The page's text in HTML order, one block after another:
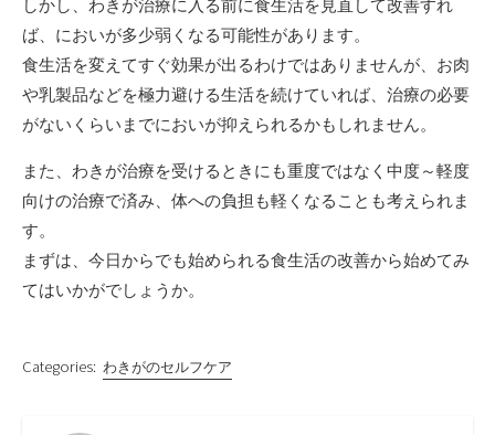
しかし、わきが治療に入る前に食生活を見直して改善すれ
ば、においが多少弱くなる可能性があります。
食生活を変えてすぐ効果が出るわけではありませんが、お肉
や乳製品などを極力避ける生活を続けていれば、治療の必要
がないくらいまでにおいが抑えられるかもしれません。
また、わきが治療を受けるときにも重度ではなく中度～軽度
向けの治療で済み、体への負担も軽くなることも考えられま
す。
まずは、今日からでも始められる食生活の改善から始めてみ
てはいかがでしょうか。
Categories: わきがのセルフケア